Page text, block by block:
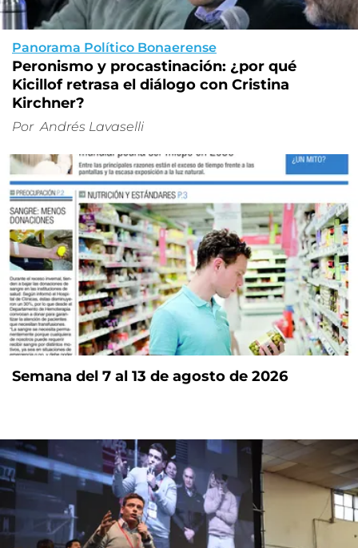
Panorama Político Bonaerense
Peronismo y procastinación: ¿por qué
Kicillof retrasa el diálogo con Cristina
Kirchner?
Por Andrés Lavaselli
Semana del 7 al 13 de agosto de 2026